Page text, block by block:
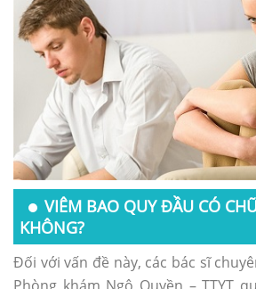
VIÊM BAO QUY ĐẦU CÓ
KHÔNG?
Đối với vấn đề này, các bác sĩ